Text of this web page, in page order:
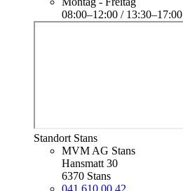
08:00–12:00 / 13:30–17:00
Standort Stans
MVM AG Stans
Hansmatt 30
6370 Stans
041 610 00 42